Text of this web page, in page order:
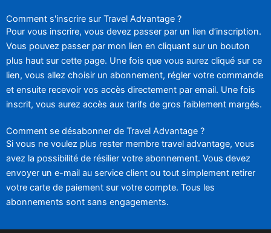
Comment s'inscrire sur Travel Advantage ?
Pour vous inscrire, vous devez passer par un lien d’inscription.
Vous pouvez passer par mon lien en cliquant sur un bouton
plus haut sur cette page. Une fois que vous aurez cliqué sur ce
lien, vous allez choisir un abonnement, régler votre commande
et ensuite recevoir vos accès directement par email. Une fois
inscrit, vous aurez accès aux tarifs de gros faiblement margés.
Comment se désabonner de Travel Advantage ?
Si vous ne voulez plus rester membre travel advantage, vous
avez la possibilité de résilier votre abonnement. Vous devez
envoyer un e-mail au service client ou tout simplement retirer
votre carte de paiement sur votre compte. Tous les
abonnements sont sans engagements.